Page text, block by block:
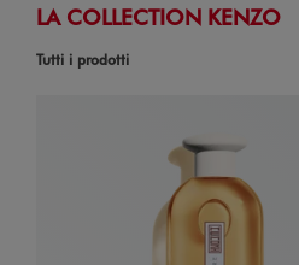
LA COLLECTION KENZO
Tutti i prodotti